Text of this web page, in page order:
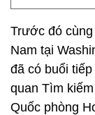
Trước đó
Nam tại
đã có buổi
quan Tìm
Quốc phòng